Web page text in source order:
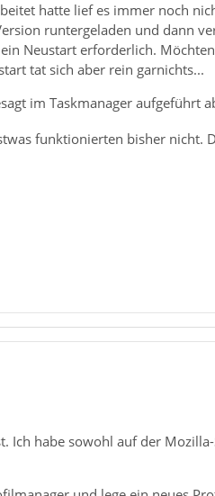
hatte lief es immer noch
runtergeladen und dann
Neustart erforderlich.
tat sich aber rein garnichts...
im Taskmanager aufgeführt
funktionierten bisher nicht.
Ich habe sowohl auf der